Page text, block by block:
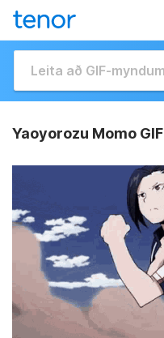
Yaoyorozu Momo GIF